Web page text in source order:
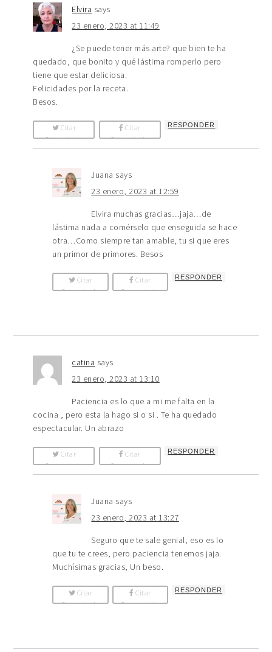
Elvira says
23 enero, 2023 at 11:49
¿Se puede tener más arte? que bien te ha
quedado, que bonito y qué lástima romperlo pero
tiene que estar deliciosa.
Felicidades por la receta.
Besos.
Citar
Comentario
Citar
Comentario
RESPONDER
Juana says
23 enero, 2023 at 12:59
Elvira muchas gracias…jaja…de
lástima nada a comérselo que enseguida se hace
otra…Como siempre tan amable, tu si que eres
un primor de primores. Besos
Citar
Comentario
Citar
Comentario
RESPONDER
catina says
23 enero, 2023 at 13:10
Paciencia es lo que a mi me falta en la
cocina , pero esta la hago si o si . Te ha quedado
espectacular. Un abrazo
Citar
Comentario
Citar
Comentario
RESPONDER
Juana says
23 enero, 2023 at 13:27
Seguro que te sale genial, eso es lo
que tu te crees, pero paciencia tenemos jaja.
Muchísimas gracias, Un beso.
Citar
Comentario
Citar
Comentario
RESPONDER